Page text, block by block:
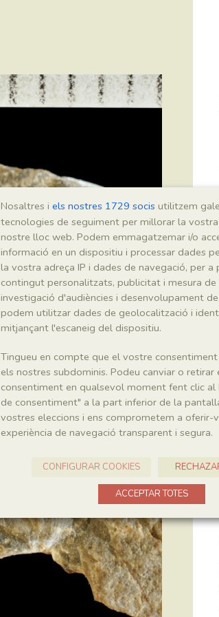
Nosaltres i els nostres 1729 socis utilitzem
tecnologies de seguiment per millorar la
nostre lloc web. Podem emmagatzemar i/o
informació en un dispositiu i processar dades
la vostra adreça IP i dades de navegació, per a
contingut personalitzats, publicitat i mesura
investigació d'audiències i desenvolupament
podem utilitzar dades de geolocalització i
mitjançant l'escaneig del dispositiu.
Tingueu en compte que el vostre
els nostres subdominis. Podeu canviar o retirar
consentiment en qualsevol moment fent clic al
de consentiment" a la part inferior de la
vostres eleccions i ens comprometem a oferir-
experiència de navegació transparent i segura.
CONFIGURAR COOKIES
ACCEPTAR TOTES